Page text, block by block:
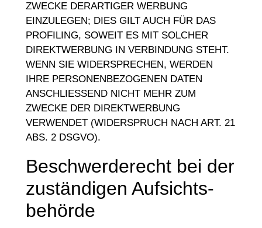
ZWECKE DERARTIGER WERBUNG
EINZULEGEN; DIES GILT AUCH FÜR DAS
PROFILING, SOWEIT ES MIT SOLCHER
DIREKTWERBUNG IN VERBINDUNG STEHT.
WENN SIE WIDERSPRECHEN, WERDEN
IHRE PERSONENBEZOGENEN DATEN
ANSCHLIESSEND NICHT MEHR ZUM
ZWECKE DER DIREKTWERBUNG
VERWENDET (WIDERSPRUCH NACH ART. 21
ABS. 2 DSGVO).
Beschwerde­recht bei der
zuständigen Aufsichts­
behörde